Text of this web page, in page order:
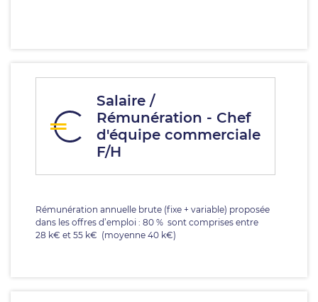
Salaire /
Rémunération - Chef
d'équipe commerciale
F/H
Rémunération annuelle brute (fixe + variable) proposée
dans les offres d’emploi : 80 % sont comprises entre
28 k€ et 55 k€ (moyenne 40 k€)